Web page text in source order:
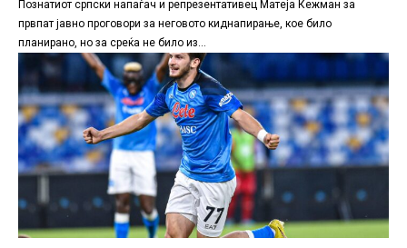
Познатиот српски напаѓач и репрезентативец Матеја Кежман за
првпат јавно проговори за неговото киднапирање, кое било
планирано, но за среќа не било из...